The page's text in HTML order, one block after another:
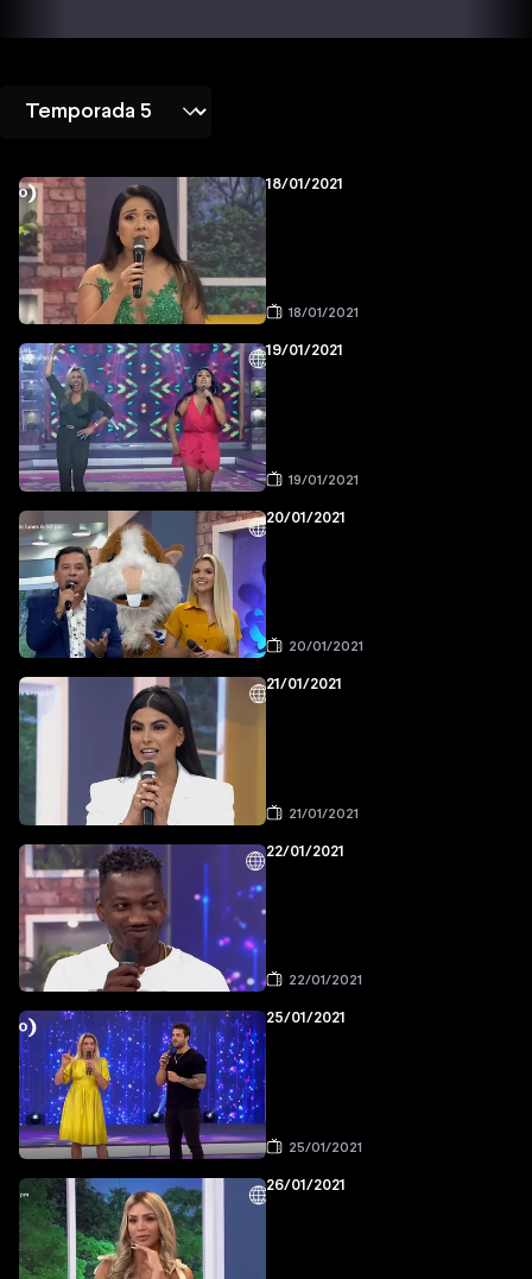
18/01/2021
18/01/2021
19/01/2021
19/01/2021
20/01/2021
20/01/2021
21/01/2021
21/01/2021
22/01/2021
22/01/2021
25/01/2021
25/01/2021
26/01/2021